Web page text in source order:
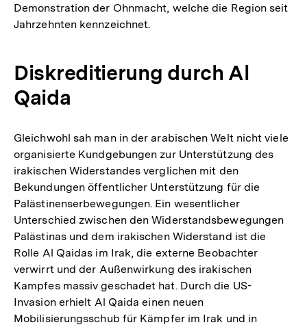
Demonstration der Ohnmacht, welche die Region seit
Jahrzehnten kennzeichnet.
Diskreditierung durch Al
Qaida
Gleichwohl sah man in der arabischen Welt nicht viele
organisierte Kundgebungen zur Unterstützung des
irakischen Widerstandes verglichen mit den
Bekundungen öffentlicher Unterstützung für die
Palästinenserbewegungen. Ein wesentlicher
Unterschied zwischen den Widerstandsbewegungen
Palästinas und dem irakischen Widerstand ist die
Rolle Al Qaidas im Irak, die externe Beobachter
verwirrt und der Außenwirkung des irakischen
Kampfes massiv geschadet hat. Durch die US-
Invasion erhielt Al Qaida einen neuen
Mobilisierungsschub für Kämpfer im Irak und in